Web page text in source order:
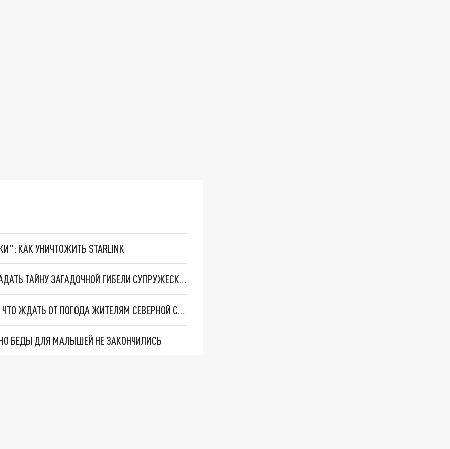
КАК УНИЧТОЖИТЬ STARLINK
СЛЕДОВАТЕЛИ В ПЕТЕРБУРГЕ ПЫТАЮТСЯ РАЗГАДАТЬ ТАЙНУ ЗАГАДОЧНОЙ ГИБЕЛИ СУПРУЖЕСКОЙ ПАРЫ
НА ПЕТЕРБУРГ ОБРУШИТСЯ ЦИКЛОН "ДЕЛИЯ": ЧТО ЖДАТЬ ОТ ПОГОДА ЖИТЕЛЯМ СЕВЕРНОЙ СТОЛИЦЫ
БЕДЫ ДЛЯ МАЛЫШЕЙ НЕ ЗАКОНЧИЛИСЬ